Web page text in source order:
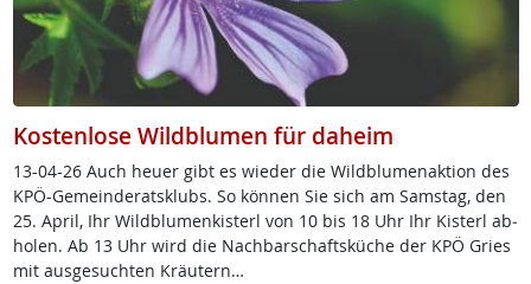
Kostenlose Wildblumen für daheim
13-04-26 Auch heu­er gibt es wie­der die Wild­blu­men­ak­ti­on des
KPÖ-Ge­mein­de­rats­klubs. So kön­nen Sie sich am Sams­tag, den
25. April, Ihr Wild­blu­men­kis­terl von 10 bis 18 Uhr Ihr Kis­terl ab­
ho­len. Ab 13 Uhr wird die Nach­bar­schafts­küche der KPÖ Gries
mit aus­ge­such­ten Kräu­tern…